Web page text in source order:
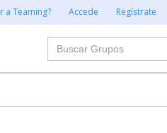
a Teaming? Accede Regístrate
Buscar